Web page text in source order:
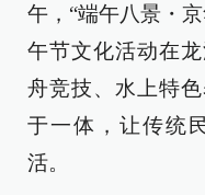
午，“端午八景・
午节文化活动在
舟竞技、水上特
于一体，让传统
活。